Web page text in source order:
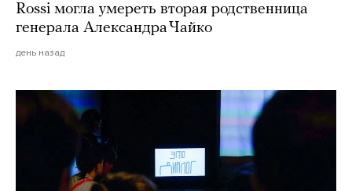
Rossi могла умереть вторая родственница
генерала Александра Чайко
день назад